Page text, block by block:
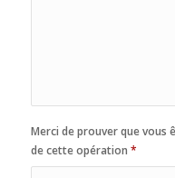
Merci de prouver que vous
de cette opération *